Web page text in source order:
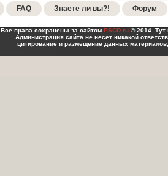
FAQ Знаете ли вы?! Форум
Все права сохранены за сайтом PSCD.ru © 2014. Тут
Администрация сайта не несёт никакой
цитирование и размещение данных